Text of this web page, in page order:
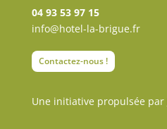
04 93 53 97 15
info@hotel-la-brigue.fr
Contactez-nous !
Une initiative propulsée par